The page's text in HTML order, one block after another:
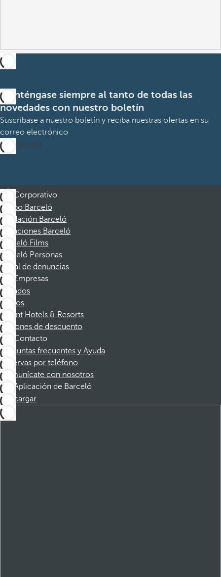
Manténgase siempre al tanto de todas las
novedades con nuestro boletín
Suscríbase a nuestro boletín y reciba nuestras ofertas en su
correo electrónico
Suscribirme
Corporativo
Grupo Barceló
Fundación Barceló
Vacaciones Barceló
Barceló Films
Barceló Personas
Canal de denuncias
Empresas
Afiliados
Socios
Dorint Hotels & Resorts
Cupones de descuento
Contacto
Preguntas frecuentes y Ayuda
Reservas por teléfono
Comunícate con nosotros
Aplicación de Barceló
Descargar